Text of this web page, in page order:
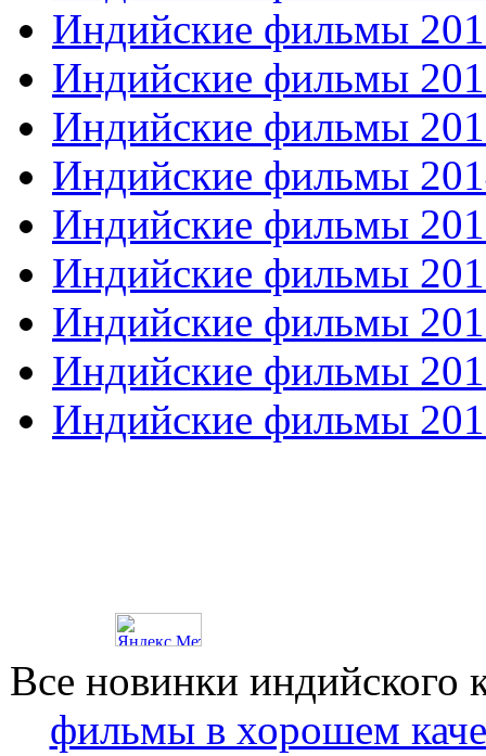
Индийские фильмы
Индийские фильмы
Индийские фильмы
Индийские фильмы
Индийские фильмы
Индийские фильмы
Индийские фильмы
Индийские фильмы
Индийские фильмы
Все новинки
фильмы в хорошем